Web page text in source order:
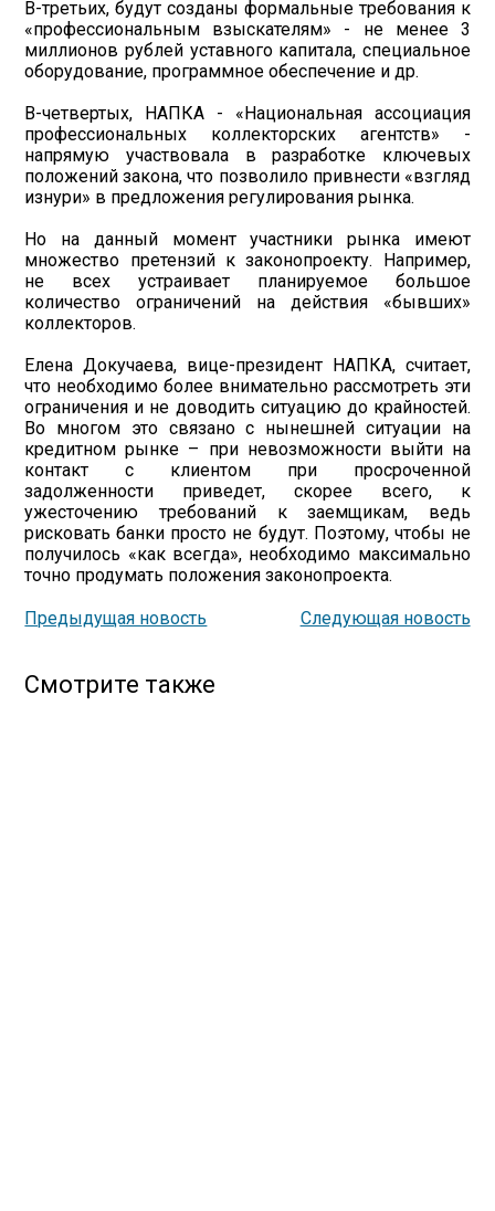
В-третьих, будут созданы формальные требования к
«профессиональным взыскателям» - не менее 3
миллионов рублей уставного капитала, специальное
оборудование, программное обеспечение и др.
В-четвертых, НАПКА - «Национальная ассоциация
профессиональных коллекторских агентств» -
напрямую участвовала в разработке ключевых
положений закона, что позволило привнести «взгляд
изнури» в предложения регулирования рынка.
Но на данный момент участники рынка имеют
множество претензий к законопроекту. Например,
не всех устраивает планируемое большое
количество ограничений на действия «бывших»
коллекторов.
Елена Докучаева, вице-президент НАПКА, считает,
что необходимо более внимательно рассмотреть эти
ограничения и не доводить ситуацию до крайностей.
Во многом это связано с нынешней ситуации на
кредитном рынке – при невозможности выйти на
контакт с клиентом при просроченной
задолженности приведет, скорее всего, к
ужесточению требований к заемщикам, ведь
рисковать банки просто не будут. Поэтому, чтобы не
получилось «как всегда», необходимо максимально
точно продумать положения законопроекта.
Предыдущая новость Следующая новость
Смотрите также